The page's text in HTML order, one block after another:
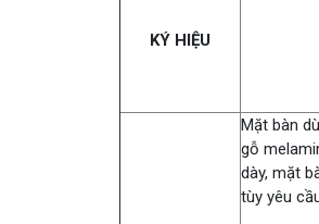
KÝ HIỆU
Mặt bàn
gỗ
dày, mặt
tùy yêu